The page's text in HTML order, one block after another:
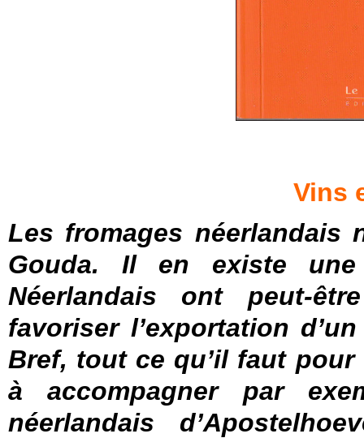
Vins
Les fromages néerlandais
Gouda. Il en existe
Néerlandais ont peut-
favoriser l’exportation
Bref, tout ce qu’il faut
à accompagner par
néerlandais